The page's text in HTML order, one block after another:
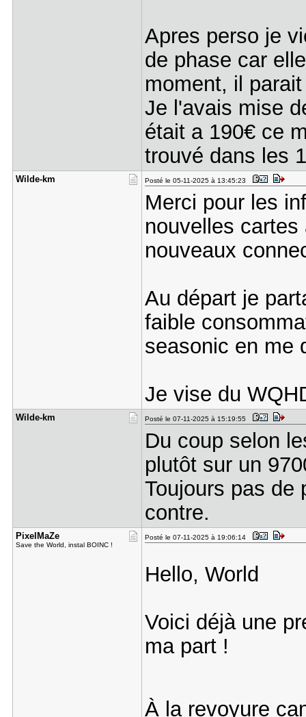
Apres perso je
de phase car
moment, il
Je l'avais mise
était a 190€ ce
trouvé dans les
Wilde-km Posté le 05-11-2025 à 13:45:23
Merci pour les
nouvelles
nouveaux
Au départ je
faible
seasonic en
Je vise du
Wilde-km Posté le 07-11-2025 à 15:19:55
Du coup selon
plutôt sur un
Toujours pas de
contre.
PixelMaZe
Save the World, instal BOINC !
Posté le 07-11-2025 à 19:06:14
Hello, World
Voici déjà une
ma part !
À la revoyure